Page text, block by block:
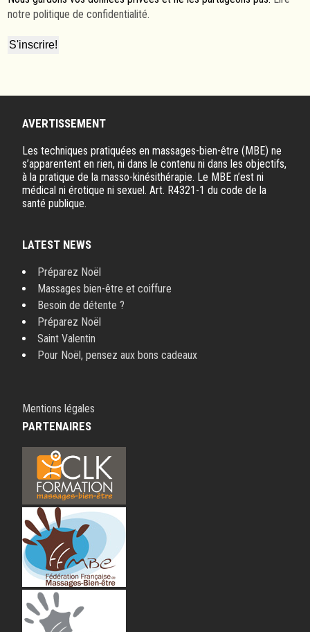
notre politique de confidentialité.
AVERTISSEMENT
Les techniques pratiquées en massages-bien-être (MBE) ne
s’apparentent en rien, ni dans le contenu ni dans les objectifs,
à la pratique de la masso-kinésithérapie. Le MBE n’est ni
médical ni érotique ni sexuel. Art. R4321-1 du code de la
santé publique.
LATEST NEWS
Préparez Noël
Massages bien-être et coiffure
Besoin de détente ?
Préparez Noël
Saint Valentin
Pour Noël, pensez aux bons cadeaux
Mentions légales
PARTENAIRES